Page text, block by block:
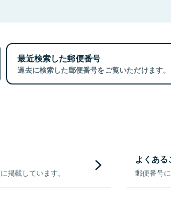
最近検索した郵便番号
過去に検索した郵便番号をご覧いただけます。
掲載しています。
よくあ
郵便番号